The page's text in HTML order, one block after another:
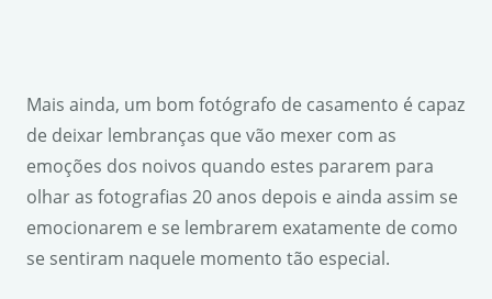
Mais ainda, um bom fotógrafo de casamento é capaz
de deixar lembranças que vão mexer com as
emoções dos noivos quando estes pararem para
olhar as fotografias 20 anos depois e ainda assim se
emocionarem e se lembrarem exatamente de como
se sentiram naquele momento tão especial.